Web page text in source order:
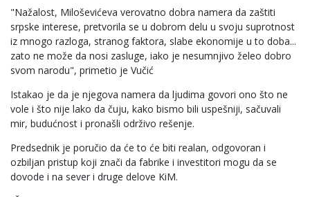
"Nažalost, Miloševićeva verovatno dobra namera da zaštiti
srpske interese, pretvorila se u dobrom delu u svoju suprotnost
iz mnogo razloga, stranog faktora, slabe ekonomije u to doba...
zato ne može da nosi zasluge, iako je nesumnjivo želeo dobro
svom narodu", primetio je Vučić
Istakao je da je njegova namera da ljudima govori ono što ne
vole i što nije lako da čuju, kako bismo bili uspešniji, sačuvali
mir, budućnost i pronašli održivo rešenje.
Predsednik je poručio da će to će biti realan, odgovoran i
ozbiljan pristup koji znači da fabrike i investitori mogu da se
dovode i na sever i druge delove KiM.